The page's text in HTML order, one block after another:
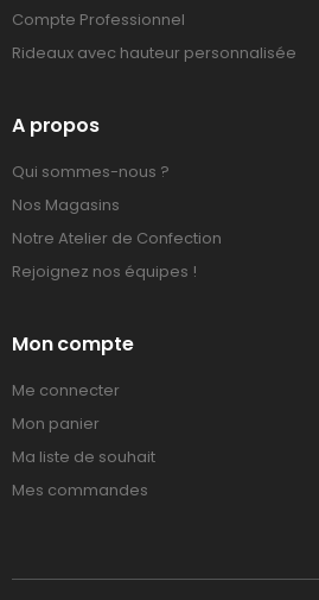
Compte Professionnel
Rideaux avec hauteur personnalisée
A propos
Qui sommes-nous ?
Nos Magasins
Notre Atelier de Confection
Rejoignez nos équipes !
Mon compte
Me connecter
Mon panier
Ma liste de souhait
Mes commandes